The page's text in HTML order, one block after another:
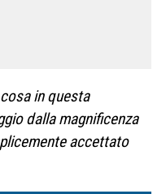
in questa
dalla magnificenza
accettato